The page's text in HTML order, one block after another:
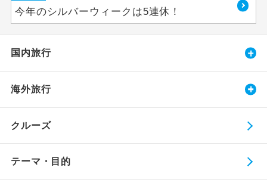
今年のシルバーウィークは5連休！
国内旅行
海外旅行
クルーズ
テーマ・目的